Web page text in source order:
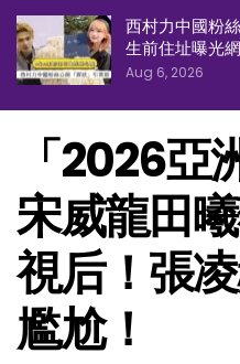
西村力中國粉
生前住址曝光
Aug 6, 2026
「2026亞
宋威龍田
視后！張
尷尬！